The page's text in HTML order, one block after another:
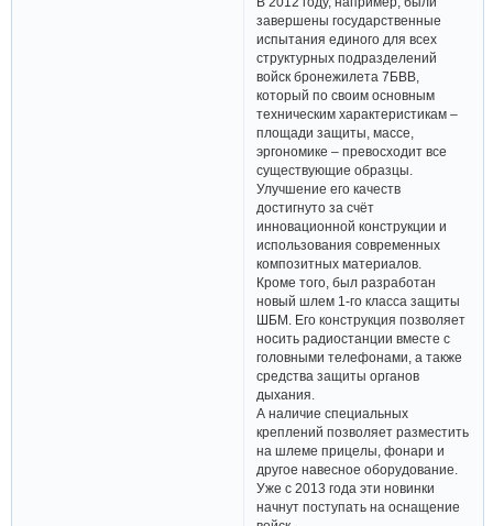
завершены государственные
испытания единого для всех
структурных подразделений
войск бронежилета 7БВВ,
который по своим основным
техническим характеристикам –
площади защиты, массе,
эргономике – превосходит все
существующие образцы.
Улучшение его качеств
достигнуто за счёт
инновационной конструкции и
использования современных
композитных материалов.
Кроме того, был разработан
новый шлем 1-го класса защиты
ШБМ. Его конструкция позволяет
носить радиостанции вместе с
головными телефонами, а также
средства защиты органов
дыхания.
А наличие специальных
креплений позволяет разместить
на шлеме прицелы, фонари и
другое навесное оборудование.
Уже с 2013 года эти новинки
начнут поступать на оснащение